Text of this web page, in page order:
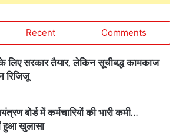
Recent Comments
लिए सरकार तैयार, लेकिन सूचीबद्ध कामकाज
रिजिजू
बोर्ड में कर्मचारियों की भारी कमी…
हुआ खुलासा